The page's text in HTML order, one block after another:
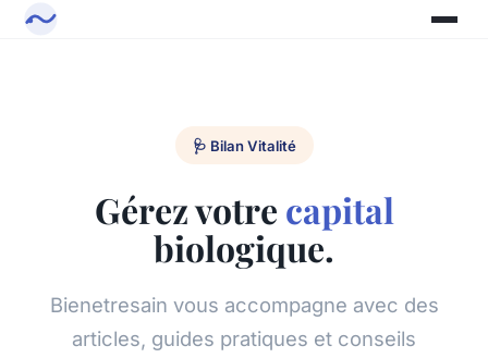
🩺 Bilan Vitalité
Gérez votre capital
biologique.
Bienetresain vous accompagne avec des
articles, guides pratiques et conseils